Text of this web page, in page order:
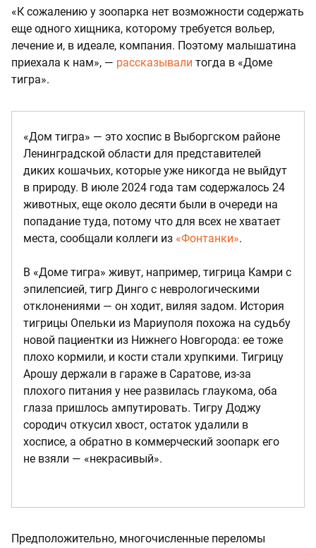
«К сожалению у зоопарка нет возможности содержать
еще одного хищника, которому требуется вольер,
лечение и, в идеале, компания. Поэтому малышатина
приехала к нам», — рассказывали тогда в «Доме
тигра».
«Дом тигра» — это хоспис в Выборгском районе
Ленинградской области для представителей
диких кошачьих, которые уже никогда не выйдут
в природу. В июле 2024 года там содержалось 24
животных, еще около десяти были в очереди на
попадание туда, потому что для всех не хватает
места, сообщали коллеги из «Фонтанки».
В «Доме тигра» живут, например, тигрица Камри с
эпилепсией, тигр Динго с неврологическими
отклонениями — он ходит, виляя задом. История
тигрицы Опельки из Мариуполя похожа на судьбу
новой пациентки из Нижнего Новгорода: ее тоже
плохо кормили, и кости стали хрупкими. Тигрицу
Арошу держали в гараже в Саратове, из-за
плохого питания у нее развилась глаукома, оба
глаза пришлось ампутировать. Тигру Доджу
сородич откусил хвост, остаток удалили в
хосписе, а обратно в коммерческий зоопарк его
не взяли — «некрасивый».
Предположительно, многочисленные переломы